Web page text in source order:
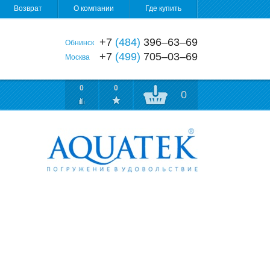
Возврат О компании Где купить
Обнинск +7 (484) 396‒63‒69
Москва +7 (499) 705‒03‒69
0 0
0